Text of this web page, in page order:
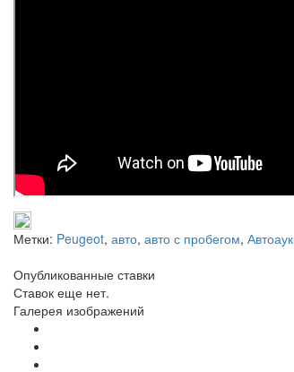
Метки: Peugeot, авто, авто с пробегом,
Опубликованные ставки
Ставок еще нет.
Галерея изображений